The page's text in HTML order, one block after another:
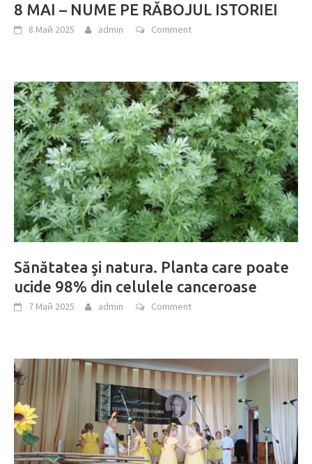
8 MAI – NUME PE RĂBOJUL ISTORIEI
8 Май 2025 admin Comment
Sănătatea şi natura. Planta care poate
ucide 98% din celulele canceroase
7 Май 2025 admin Comment